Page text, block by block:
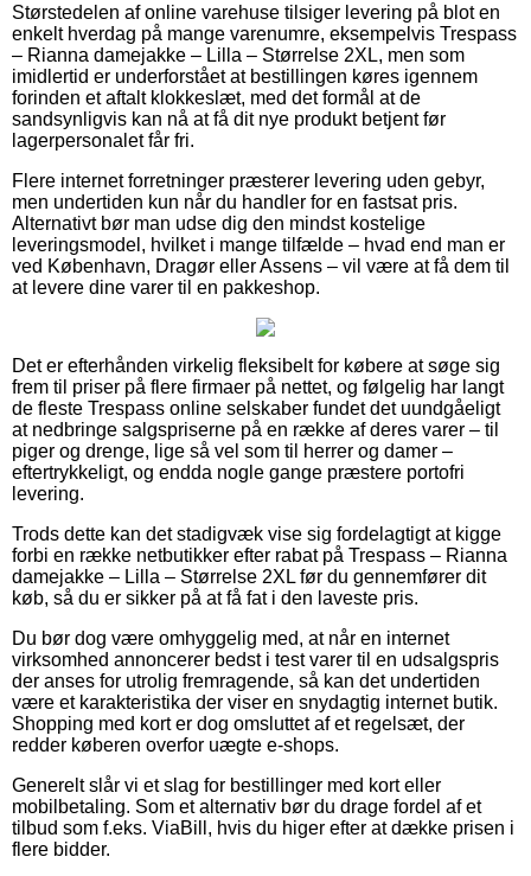
Størstedelen af online varehuse tilsiger levering på blot en
enkelt hverdag på mange varenumre, eksempelvis Trespass
– Rianna damejakke – Lilla – Størrelse 2XL, men som
imidlertid er underforstået at bestillingen køres igennem
forinden et aftalt klokkeslæt, med det formål at de
sandsynligvis kan nå at få dit nye produkt betjent før
lagerpersonalet får fri.
Flere internet forretninger præsterer levering uden gebyr,
men undertiden kun når du handler for en fastsat pris.
Alternativt bør man udse dig den mindst kostelige
leveringsmodel, hvilket i mange tilfælde – hvad end man er
ved København, Dragør eller Assens – vil være at få dem til
at levere dine varer til en pakkeshop.
Det er efterhånden virkelig fleksibelt for købere at søge sig
frem til priser på flere firmaer på nettet, og følgelig har langt
de fleste Trespass online selskaber fundet det uundgåeligt
at nedbringe salgspriserne på en række af deres varer – til
piger og drenge, lige så vel som til herrer og damer –
eftertrykkeligt, og endda nogle gange præstere portofri
levering.
Trods dette kan det stadigvæk vise sig fordelagtigt at kigge
forbi en række netbutikker efter rabat på Trespass – Rianna
damejakke – Lilla – Størrelse 2XL før du gennemfører dit
køb, så du er sikker på at få fat i den laveste pris.
Du bør dog være omhyggelig med, at når en internet
virksomhed annoncerer bedst i test varer til en udsalgspris
der anses for utrolig fremragende, så kan det undertiden
være et karakteristika der viser en snydagtig internet butik.
Shopping med kort er dog omsluttet af et regelsæt, der
redder køberen overfor uægte e-shops.
Generelt slår vi et slag for bestillinger med kort eller
mobilbetaling. Som et alternativ bør du drage fordel af et
tilbud som f.eks. ViaBill, hvis du higer efter at dække prisen i
flere bidder.